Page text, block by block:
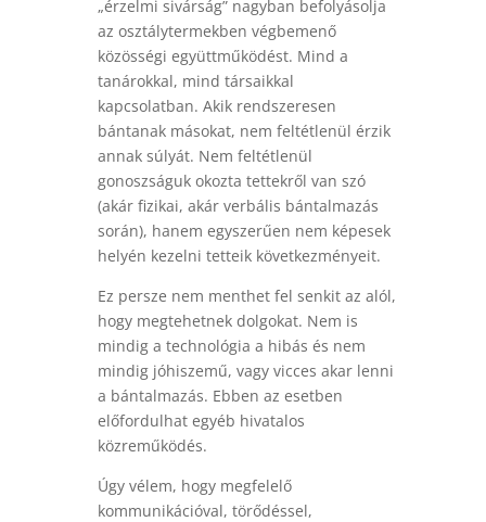
„érzelmi sivárság” nagyban befolyásolja
az osztálytermekben végbemenő
közösségi együttműködést. Mind a
tanárokkal, mind társaikkal
kapcsolatban. Akik rendszeresen
bántanak másokat, nem feltétlenül érzik
annak súlyát. Nem feltétlenül
gonoszságuk okozta tettekről van szó
(akár fizikai, akár verbális bántalmazás
során), hanem egyszerűen nem képesek
helyén kezelni tetteik következményeit.
Ez persze nem menthet fel senkit az alól,
hogy megtehetnek dolgokat. Nem is
mindig a technológia a hibás és nem
mindig jóhiszemű, vagy vicces akar lenni
a bántalmazás. Ebben az esetben
előfordulhat egyéb hivatalos
közreműködés.
Úgy vélem, hogy megfelelő
kommunikációval, törődéssel,